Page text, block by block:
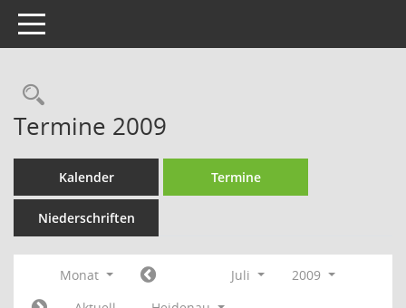
Toggle navigation
Rechercheauswahl
Termine 2009
Kalender Termine
Niederschriften
Monat Juli
2009